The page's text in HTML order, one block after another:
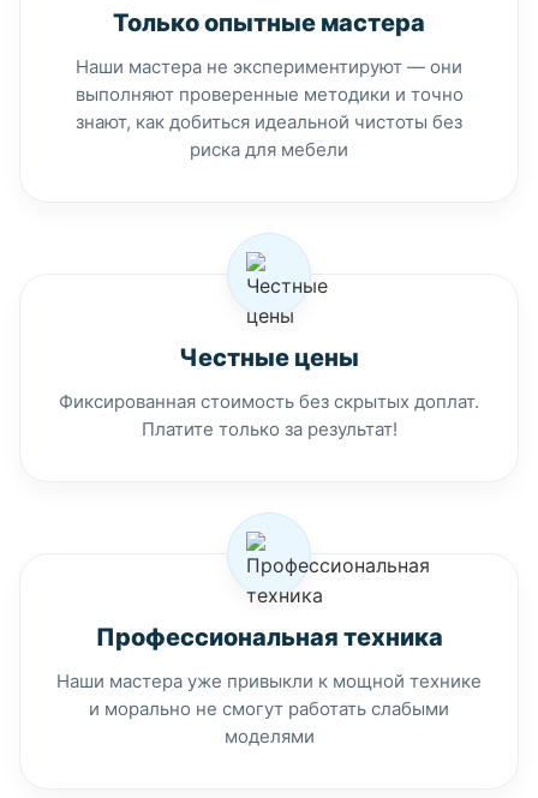
Только опытные мастера
Наши мастера не экспериментируют — они
выполняют проверенные методики и точно
знают, как добиться идеальной чистоты без
риска для мебели
Честные цены
Фиксированная стоимость без скрытых доплат.
Платите только за результат!
Профессиональная техника
Наши мастера уже привыкли к мощной технике
и морально не смогут работать слабыми
моделями